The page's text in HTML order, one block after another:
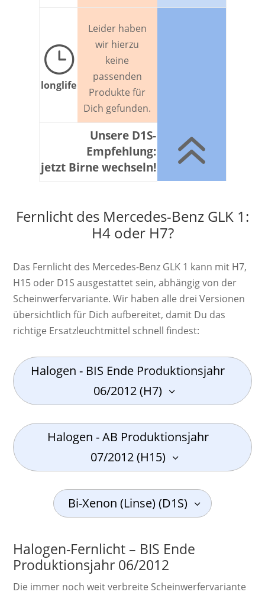
}
longlife
Leider haben
wir hierzu
keine
passenden
Produkte für
Dich gefunden.
Unsere D1S-
Empfehlung:
jetzt Birne wechseln!
6
Fernlicht des Mercedes-Benz GLK 1:
H4 oder H7?
Das Fernlicht des Mercedes-Benz GLK 1 kann mit H7,
H15 oder D1S ausgestattet sein, abhängig von der
Scheinwerfervariante. Wir haben alle drei Versionen
übersichtlich für Dich aufbereitet, damit Du das
richtige Ersatzleuchtmittel schnell findest:
Halogen - BIS Ende Produktionsjahr
06/2012 (H7)
Halogen - AB Produktionsjahr
07/2012 (H15)
Bi-Xenon (Linse) (D1S)
Halogen-Fernlicht – BIS Ende
Produktionsjahr 06/2012
Die immer noch weit ver­breite Schein­werf­er­va­ri­ante